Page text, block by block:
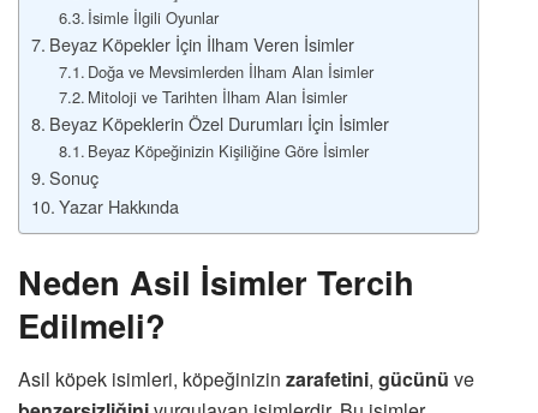
İsimle İlgili Oyunlar
Beyaz Köpekler İçin İlham Veren İsimler
Doğa ve Mevsimlerden İlham Alan İsimler
Mitoloji ve Tarihten İlham Alan İsimler
Beyaz Köpeklerin Özel Durumları İçin İsimler
Beyaz Köpeğinizin Kişiliğine Göre İsimler
Sonuç
Yazar Hakkında
Neden Asil İsimler Tercih
Edilmeli?
Asil köpek isimleri, köpeğinizin zarafetini, gücünü ve